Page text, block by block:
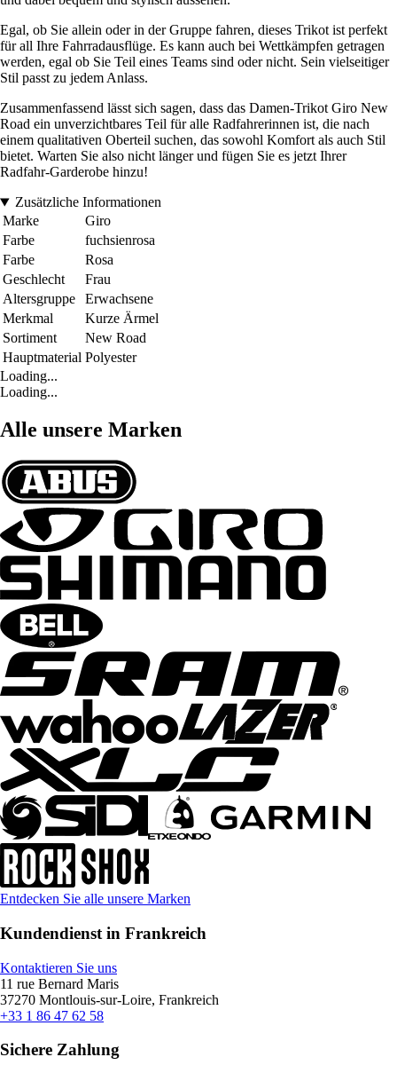
Egal, ob Sie allein oder in der Gruppe fahren, dieses Trikot ist perfekt
für all Ihre Fahrradausflüge. Es kann auch bei Wettkämpfen getragen
werden, egal ob Sie Teil eines Teams sind oder nicht. Sein vielseitiger
Stil passt zu jedem Anlass.
Zusammenfassend lässt sich sagen, dass das Damen-Trikot Giro New
Road ein unverzichtbares Teil für alle Radfahrerinnen ist, die nach
einem qualitativen Oberteil suchen, das sowohl Komfort als auch Stil
bietet. Warten Sie also nicht länger und fügen Sie es jetzt Ihrer
Radfahr-Garderobe hinzu!
Zusätzliche Informationen
Marke
Giro
Farbe
fuchsienrosa
Farbe
Rosa
Geschlecht
Frau
Altersgruppe
Erwachsene
Merkmal
Kurze Ärmel
Sortiment
New Road
Hauptmaterial Polyester
Loading...
Loading...
Alle unsere Marken
Entdecken Sie alle unsere Marken
Kundendienst in Frankreich
Kontaktieren Sie uns
11 rue Bernard Maris
37270 Montlouis-sur-Loire, Frankreich
+33 1 86 47 62 58
Sichere Zahlung